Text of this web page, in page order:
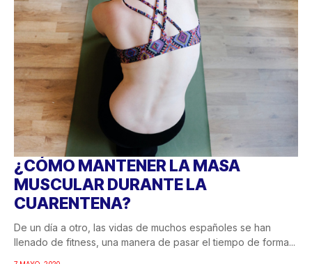
¿CÓMO MANTENER LA MASA
MUSCULAR DURANTE LA
CUARENTENA?
De un día a otro, las vidas de muchos españoles se han
llenado de fitness, una manera de pasar el tiempo de forma...